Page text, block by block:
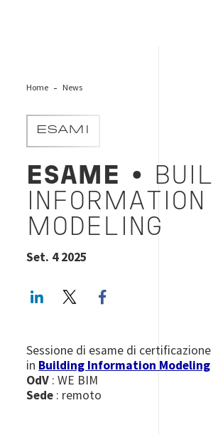
Home News
ESAMI
ESAME
•
INFORMATION
MODELING
Set. 4 2025
LinkedInTwitter
Sessione di esame di
in Building Information Modeling
OdV : WE BIM
Sede : remoto